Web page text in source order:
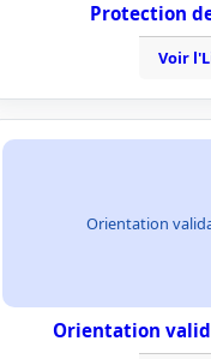
Protection
Voir
Orientation
Orientation